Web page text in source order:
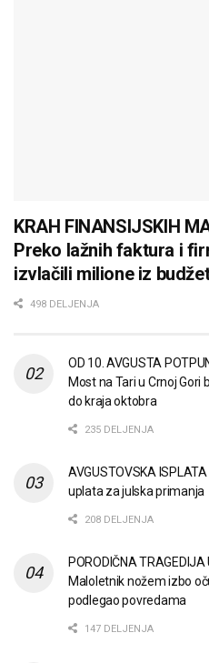
KRAH FINANSIJSKIH
Preko lažnih faktura i
izvlačili milione iz
498 DELJENJA
OD 10. AVGUSTA
Most na Tari u Crnoj
do kraja oktobra
235 DELJENJA
AVGUSTOVSKA
uplata za julska primanja
208 DELJENJA
PORODIČNA
Maloletnik nožem izbo
podlegao povredama
147 DELJENJA